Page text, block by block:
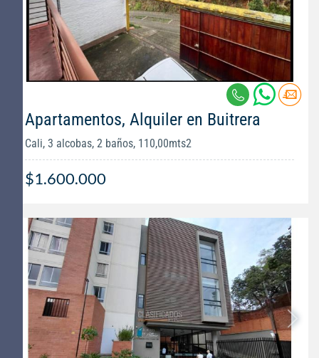
Apartamentos, Alquiler en Buitrera
Cali, 3 alcobas, 2 baños, 110,00mts2
$1.600.000